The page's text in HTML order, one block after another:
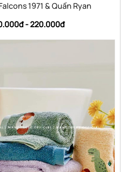
1971 & Quần Ryan
-220.000đ